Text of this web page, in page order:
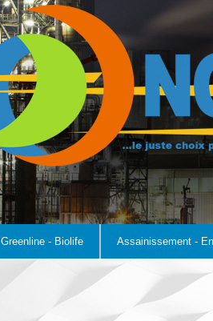
Greenline - Biolife Assainissement -